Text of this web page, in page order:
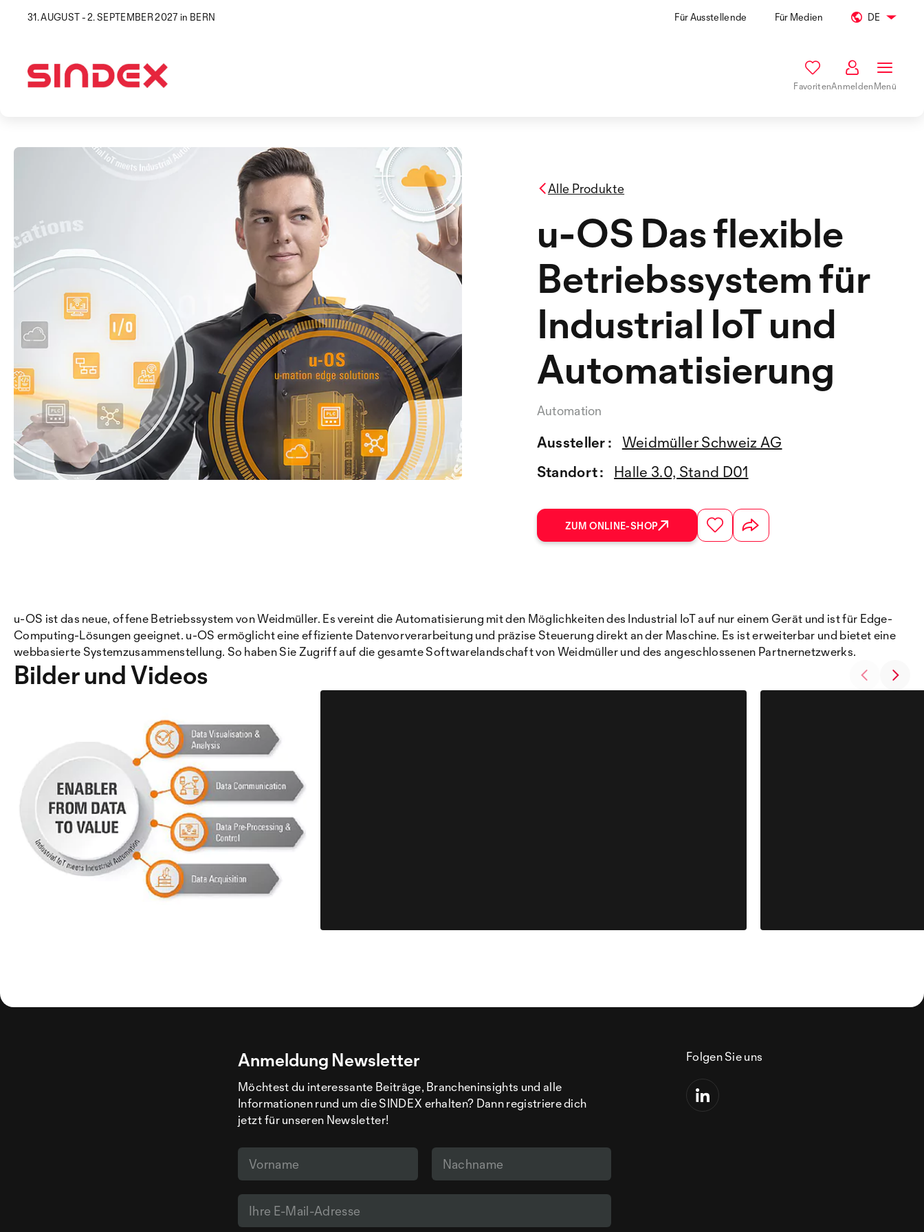
31. AUGUST - 2. SEPTEMBER 2027 in BERN Für Ausstellende Für Medien DE
FavoritenAnmeldenMenü
Alle Produkte
u-OS Das flexible
Betriebssystem für
Industrial IoT und
Automatisierung
Automation
Aussteller :
Weidmüller Schweiz AG
Standort :
Halle 3.0, Stand D01
ZUM ONLINE-SHOP
u-OS ist das neue, offene Betriebssystem von Weidmüller. Es vereint die Automatisierung mit den Möglichkeiten des Industrial IoT auf nur einem Gerät und ist für Edge-
Computing-Lösungen geeignet. u-OS ermöglicht eine effiziente Datenvorverarbeitung und präzise Steuerung direkt an der Maschine. Es ist erweiterbar und bietet eine
webbasierte Systemzusammenstellung. So haben Sie Zugriff auf die gesamte Softwarelandschaft von Weidmüller und des angeschlossenen Partnernetzwerks.
Bilder und Videos
Anmeldung Newsletter
Möchtest du interessante Beiträge, Brancheninsights und alle
Informationen rund um die SINDEX erhalten? Dann registriere dich
jetzt für unseren Newsletter!
Folgen Sie uns